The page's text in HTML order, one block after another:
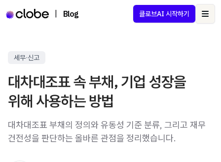
Blog 클로브AI 시작하기
세무·신고
대차대조표 속 부채, 기업 성장을
위해 사용하는 방법
대차대조표 부채의 정의와 유동성 기준 분류, 그리고 재무
건전성을 판단하는 올바른 관점을 정리했습니다.